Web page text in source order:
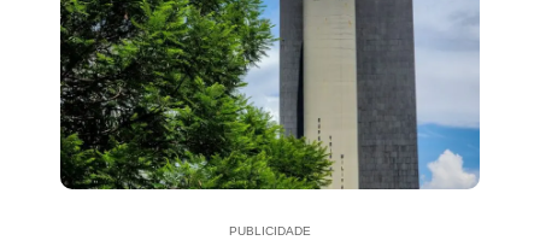
PUBLICIDADE